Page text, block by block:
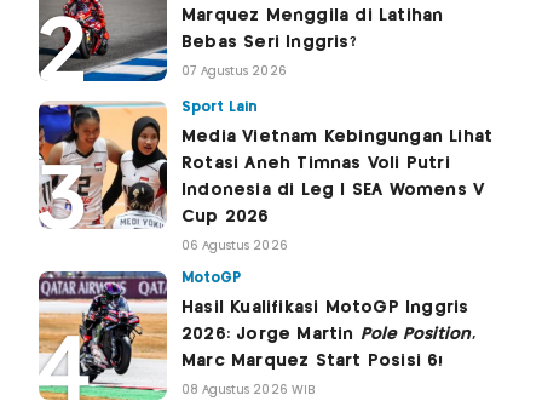
Marquez Menggila di Latihan
Bebas Seri Inggris?
07 Agustus 2026
Sport Lain
Media Vietnam Kebingungan Lihat
Rotasi Aneh Timnas Voli Putri
Indonesia di Leg I SEA Womens V
Cup 2026
06 Agustus 2026
MotoGP
Hasil Kualifikasi MotoGP Inggris
2026: Jorge Martin Pole Position,
Marc Marquez Start Posisi 6!
08 Agustus 2026 WIB